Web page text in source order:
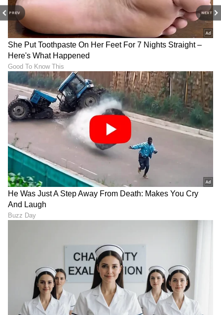
PREV NEXT
The same river that roars over Jog
Falls, the Sharavathi River, finally and
quietly merges with…
pic.twitter.com/N9himujjg1
— anand mahindra (@anandmahindra)
June 14, 2026
LATEST VIDEOS